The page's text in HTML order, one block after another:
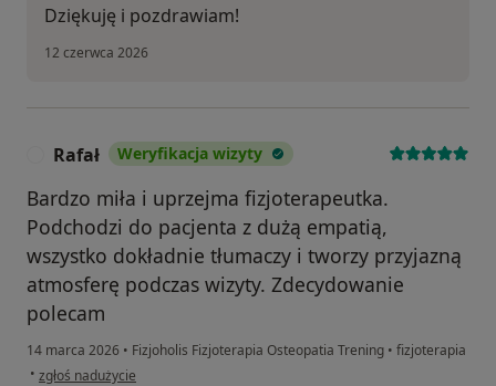
Dziękuję i pozdrawiam!
12 czerwca 2026
Rafał Weryfikacja wizyty
Bardzo miła i uprzejma fizjoterapeutka.
Podchodzi do pacjenta z dużą empatią,
wszystko dokładnie tłumaczy i tworzy przyjazną
atmosferę podczas wizyty. Zdecydowanie
polecam
14 marca 2026 • Fizjoholis Fizjoterapia Osteopatia Trening • fizjoterapia
• w opinii użytkownika Rafał
zgłoś nadużycie